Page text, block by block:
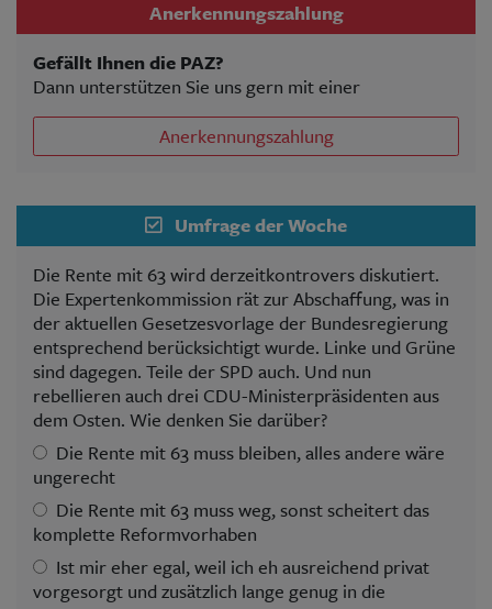
Anerkennungszahlung
Gefällt Ihnen die PAZ?
Dann unterstützen Sie uns gern mit einer
Anerkennungszahlung
Umfrage der Woche
Die Rente mit 63 wird derzeitkontrovers diskutiert.
Die Expertenkommission rät zur Abschaffung, was in
der aktuellen Gesetzesvorlage der Bundesregierung
entsprechend berücksichtigt wurde. Linke und Grüne
sind dagegen. Teile der SPD auch. Und nun
rebellieren auch drei CDU-Ministerpräsidenten aus
dem Osten. Wie denken Sie darüber?
Die Rente mit 63 muss bleiben, alles andere wäre
ungerecht
Die Rente mit 63 muss weg, sonst scheitert das
komplette Reformvorhaben
Ist mir eher egal, weil ich eh ausreichend privat
vorgesorgt und zusätzlich lange genug in die